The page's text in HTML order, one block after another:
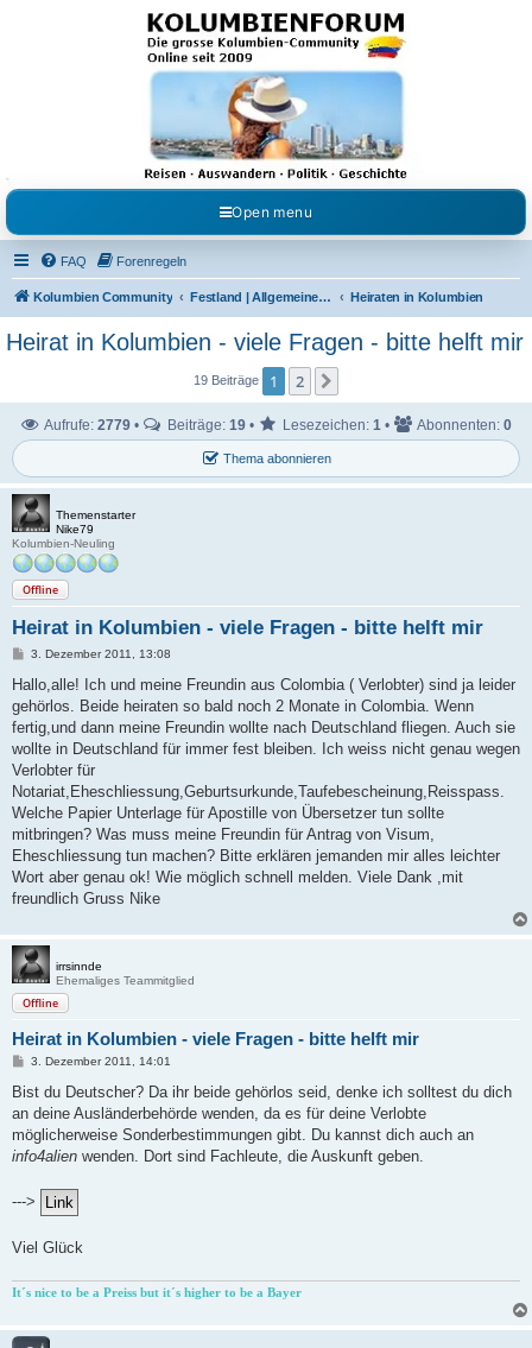
Kolumbienforum - Das
grosse Forum der
Freunde Kolumbiens
Reisen, Auswandern, Kultur, Politik, Geschichte und Visum in Kolumbien und Venezuela.
Austausch, Erfahrungen und Gemeinschaft im Kolumbienforum
Open menu
FAQ Forenregeln
Kolumbien Community Festland | Allgemeine Fragen Heiraten in Kolumbien
Heirat in Kolumbien - viele Fragen - bitte helft mir
19 Beiträge 1 2
Thema abonnieren
Aufrufe: 2779 • Beiträge: 19 • Lesezeichen: 1 • Abonnenten: 0
Themenstarter
Nike79
Kolumbien-Neuling
Offline
Heirat in Kolumbien - viele Fragen - bitte helft mir
B
i
r
a
3. Dezember 2011, 13:08
Hallo,alle! Ich und meine Freundin aus Colombia ( Verlobter) sind ja leider
gehörlos. Beide heiraten so bald noch 2 Monate in Colombia. Wenn
fertig,und dann meine Freundin wollte nach Deutschland fliegen. Auch sie
wollte in Deutschland für immer fest bleiben. Ich weiss nicht genau wegen
Verlobter für
Notariat,Eheschliessung,Geburtsurkunde,Taufebescheinung,Reisspass.
Welche Papier Unterlage für Apostille von Übersetzer tun sollte
mitbringen? Was muss meine Freundin für Antrag von Visum,
Eheschliessung tun machen? Bitte erklären jemanden mir alles leichter
Wort aber genau ok! Wie möglich schnell melden. Viele Dank ,mit
freundlich Gruss Nike
irrsinnde
Ehemaliges Teammitglied
Offline
Heirat in Kolumbien - viele Fragen - bitte helft mir
B
i
r
a
3. Dezember 2011, 14:01
Bist du Deutscher? Da ihr beide gehörlos seid, denke ich solltest du dich
an deine Ausländerbehörde wenden, da es für deine Verlobte
möglicherweise Sonderbestimmungen gibt. Du kannst dich auch an
info4alien wenden. Dort sind Fachleute, die Auskunft geben.
--->
Viel Glück
It´s nice to be a Preiss but it´s higher to be a Bayer